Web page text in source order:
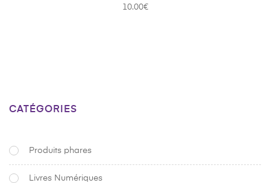
10.00€
CATÉGORIES
Produits phares
Livres Numériques